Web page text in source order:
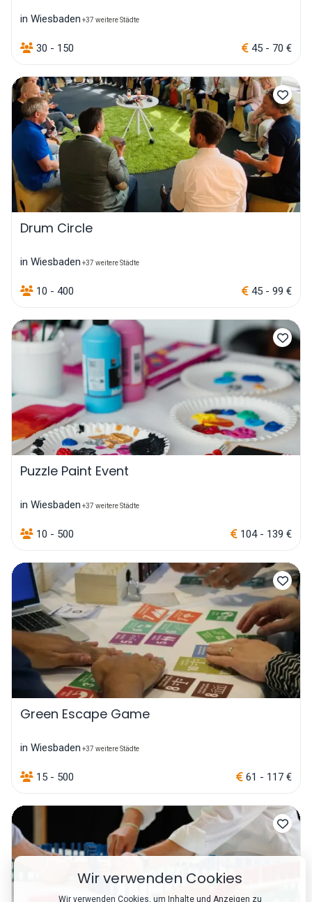
in Wiesbaden +37 weitere Städte
30 - 150 45 - 70 €
Drum Circle
in Wiesbaden +37 weitere Städte
10 - 400 45 - 99 €
Puzzle Paint Event
in Wiesbaden +37 weitere Städte
10 - 500 104 - 139 €
Green Escape Game
in Wiesbaden +37 weitere Städte
15 - 500 61 - 117 €
Wir verwenden Cookies
Wir verwenden Cookies, um Inhalte und Anzeigen zu